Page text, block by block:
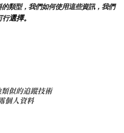
類型，我們如何使用這些資訊，我們
行選擇。
似的追蹤技術
個人資料